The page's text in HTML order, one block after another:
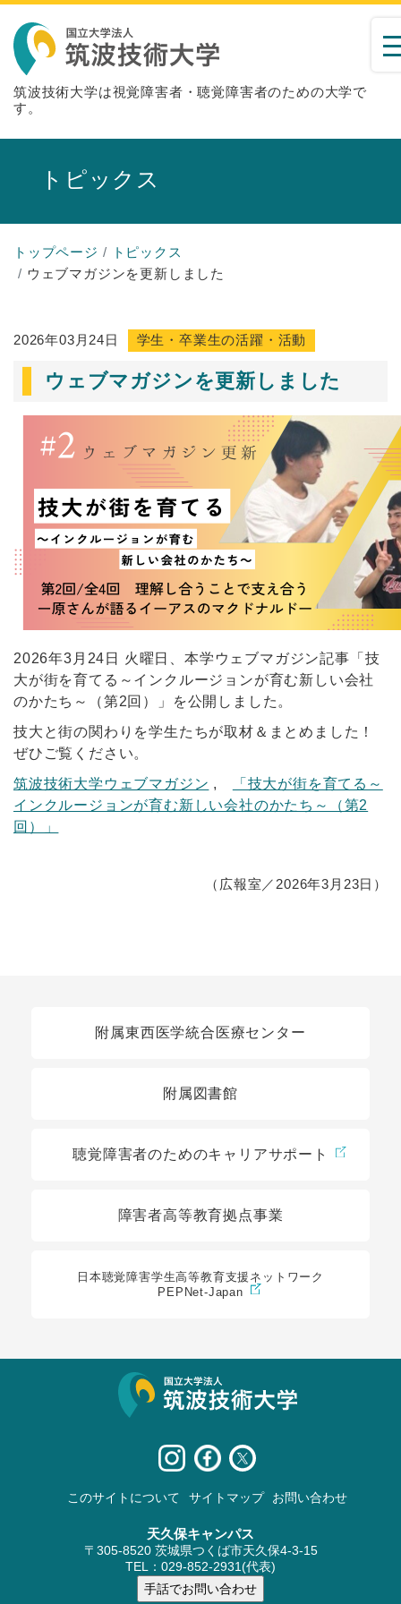
筑波技術大学は視覚障害者・聴覚障害者のための大学で
す。
トピックス
トップページ
トピックス
ウェブマガジンを更新しました
2026年03月24日 学生・卒業生の活躍・活動
ウェブマガジンを更新しました
2026年3月24日 火曜日、本学ウェブマガジン記事「技
大が街を育てる～インクルージョンが育む新しい会社
のかたち～（第2回）」を公開しました。
技大と街の関わりを学生たちが取材＆まとめました！
ぜひご覧ください。
筑波技術大学ウェブマガジン ,
「技大が街を育てる～
インクルージョンが育む新しい会社のかたち～（第2
回）」
（広報室／2026年3月23日）
附属東西医学統合医療センター
附属図書館
聴覚障害者のためのキャリアサポート
障害者高等教育拠点事業
日本聴覚障害学生高等教育支援ネットワーク
PEPNet-Japan
このサイトについて サイトマップ お問い合わせ
天久保キャンパス
〒305-8520 茨城県つくば市天久保4-3-15
TEL：029-852-2931(代表)